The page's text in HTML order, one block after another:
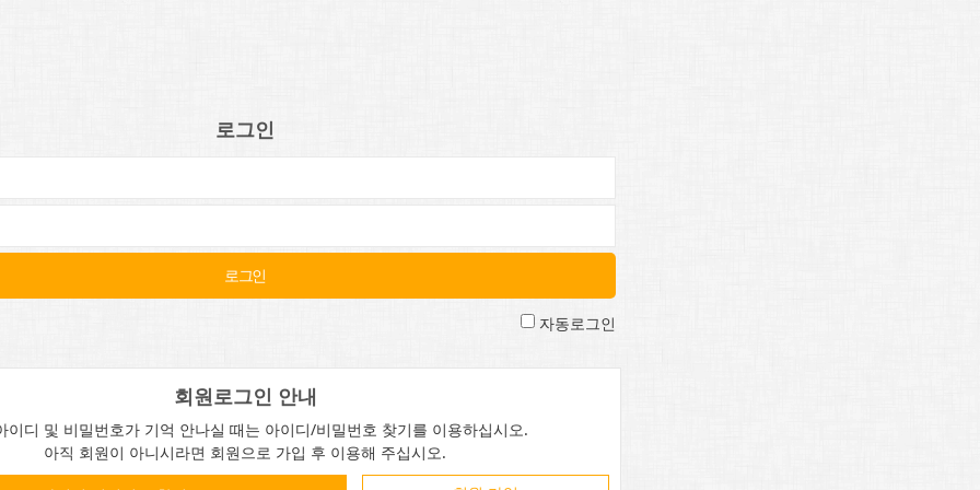
로그인
자동로그인
회원로그인 안내
이디 및 비밀번호가 기억 안나실 때는 아이디/비밀번호 찾기를 이용하십시오.
아직 회원이 아니시라면 회원으로 가입 후 이용해 주십시오.